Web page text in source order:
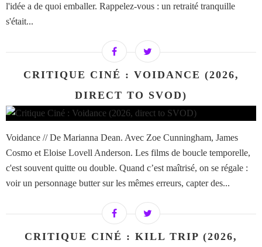
l'idée a de quoi emballer. Rappelez-vous : un retraité tranquille
s'était...
CRITIQUE CINÉ : VOIDANCE (2026,
DIRECT TO SVOD)
Voidance // De Marianna Dean. Avec Zoe Cunningham, James
Cosmo et Eloise Lovell Anderson. Les films de boucle temporelle,
c'est souvent quitte ou double. Quand c’est maîtrisé, on se régale :
voir un personnage butter sur les mêmes erreurs, capter des...
CRITIQUE CINÉ : KILL TRIP (2026,